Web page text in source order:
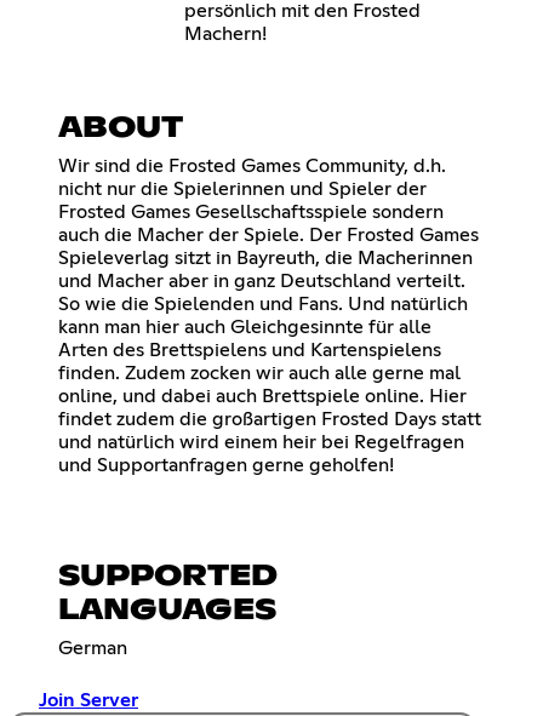
persönlich mit den Frosted
Machern!
ABOUT
Wir sind die Frosted Games Community, d.h.
nicht nur die Spielerinnen und Spieler der
Frosted Games Gesellschaftsspiele sondern
auch die Macher der Spiele. Der Frosted Games
Spieleverlag sitzt in Bayreuth, die Macherinnen
und Macher aber in ganz Deutschland verteilt.
So wie die Spielenden und Fans. Und natürlich
kann man hier auch Gleichgesinnte für alle
Arten des Brettspielens und Kartenspielens
finden. Zudem zocken wir auch alle gerne mal
online, und dabei auch Brettspiele online. Hier
findet zudem die großartigen Frosted Days statt
und natürlich wird einem heir bei Regelfragen
und Supportanfragen gerne geholfen!
SUPPORTED
LANGUAGES
German
Join Server